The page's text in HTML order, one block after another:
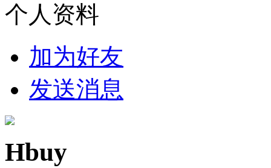
个人资料
加为好友
发送消息
Hbuy